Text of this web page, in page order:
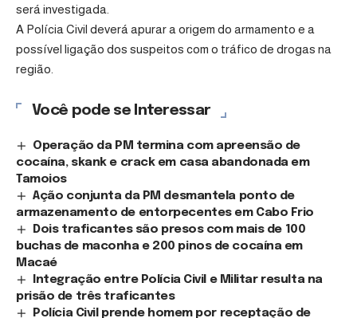
será investigada.
A Polícia Civil deverá apurar a origem do armamento e a
possível ligação dos suspeitos com o tráfico de drogas na
região.
Você pode se Interessar
Operação da PM termina com apreensão de
cocaína, skank e crack em casa abandonada em
Tamoios
Ação conjunta da PM desmantela ponto de
armazenamento de entorpecentes em Cabo Frio
Dois traficantes são presos com mais de 100
buchas de maconha e 200 pinos de cocaína em
Macaé
Integração entre Polícia Civil e Militar resulta na
prisão de três traficantes
Polícia Civil prende homem por receptação de